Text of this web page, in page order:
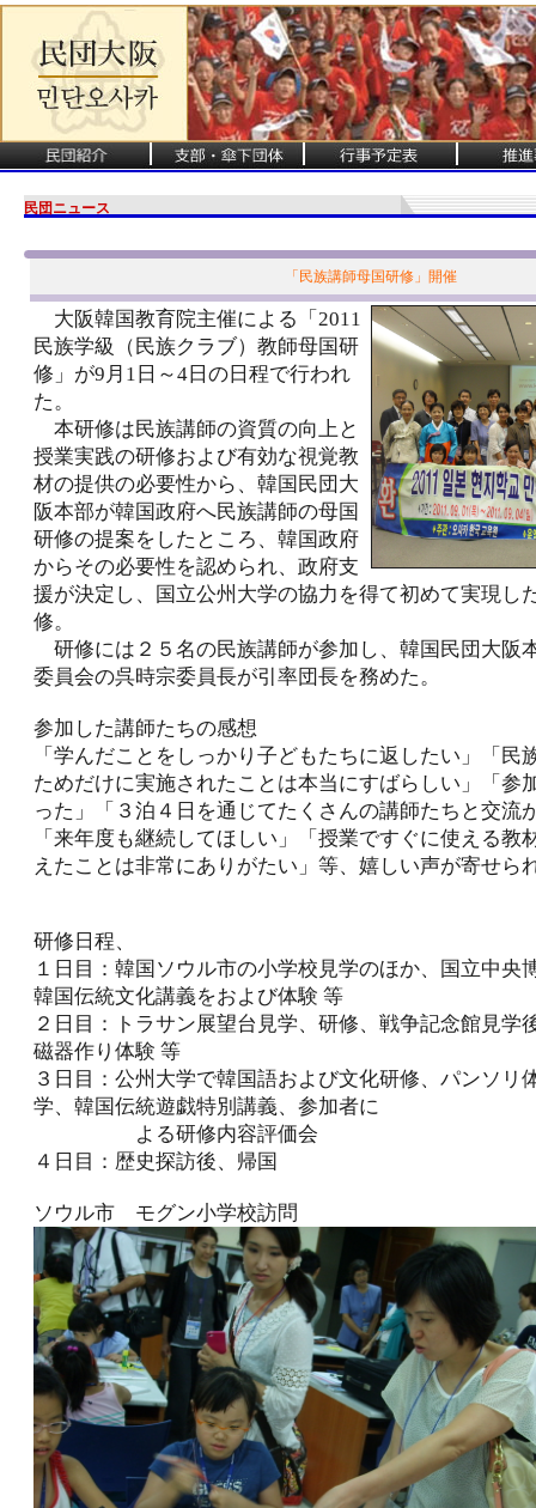
民団ニュース
「民族講師母国研修」開催
大阪韓国教育院主催による「2011
民族学級（民族クラブ）教師母国研
修」が9月1日～4日の日程で行われ
た。
本研修は民族講師の資質の向上と
授業実践の研修および有効な視覚教
材の提供の必要性から、韓国民団大
阪本部が韓国政府へ民族講師の母国
研修の提案をしたところ、韓国政府
からその必要性を認められ、政府支
援が決定し、国立公州大学の協力を得て初めて実現し
修。
研修には２５名の民族講師が参加し、韓国民団大阪
委員会の呉時宗委員長が引率団長を務めた。
参加した講師たちの感想
「学んだことをしっかり子どもたちに返したい」「民
ためだけに実施されたことは本当にすばらしい」「参
った」「３泊４日を通じてたくさんの講師たちと交流
「来年度も継続してほしい」「授業ですぐに使える教
えたことは非常にありがたい」等、嬉しい声が寄せら
研修日程、
１日目：韓国ソウル市の小学校見学のほか、国立中央
韓国伝統文化講義をおよび体験 等
２日目：トラサン展望台見学、研修、戦争記念館見学
磁器作り体験 等
３日目：公州大学で韓国語および文化研修、パンソリ
学、韓国伝統遊戯特別講義、参加者に
よる研修内容評価会
４日目：歴史探訪後、帰国
ソウル市 モグン小学校訪問